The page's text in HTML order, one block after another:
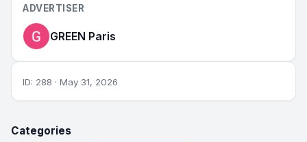
ADVERTISER
GREEN Paris
ID: 288 · May 31, 2026
Categories